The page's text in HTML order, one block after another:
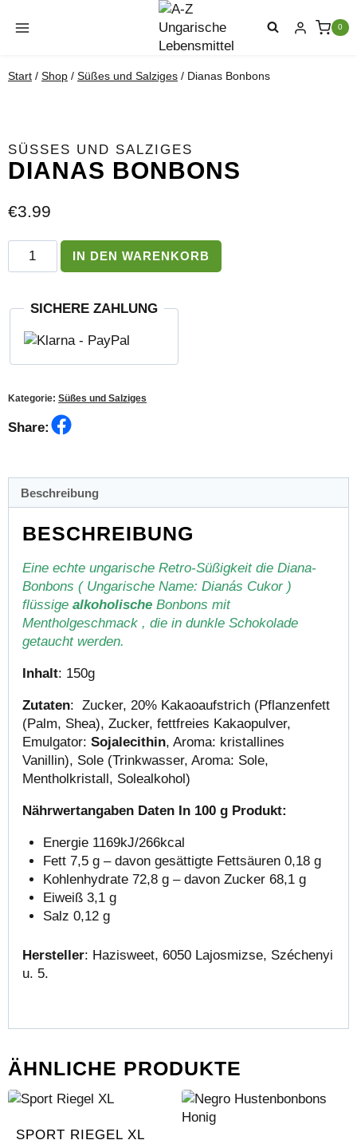
Inhalt
0
Start / Shop / Süßes und Salziges / Dianas Bonbons
SÜSSES UND SALZIGES
DIANAS BONBONS
€3.99
Dianas
Bonbons
IN DEN WARENKORB
SICHERE ZAHLUNG
Kategorie: Süßes und Salziges
Share:
Beschreibung
BESCHREIBUNG
Eine echte ungarische Retro-Süßigkeit die Diana-
Bonbons ( Ungarische Name: Dianás Cukor )
flüssige alkoholische Bonbons mit
Mentholgeschmack , die in dunkle Schokolade
getaucht werden.
Inhalt: 150g
Zutaten: Zucker, 20% Kakaoaufstrich (Pflanzenfett
(Palm, Shea), Zucker, fettfreies Kakaopulver,
Emulgator: Sojalecithin, Aroma: kristallines
Vanillin), Sole (Trinkwasser, Aroma: Sole,
Mentholkristall, Solealkohol)
Nährwertangaben Daten In 100 g Produkt:
Energie 1169kJ/266kcal
Fett 7,5 g – davon gesättigte Fettsäuren 0,18 g
Kohlenhydrate 72,8 g – davon Zucker 68,1 g
Eiweiß 3,1 g
Salz 0,12 g
Hersteller: Hazisweet, 6050 Lajosmizse, Széchenyi
u. 5.
ÄHNLICHE PRODUKTE
SPORT RIEGEL XL